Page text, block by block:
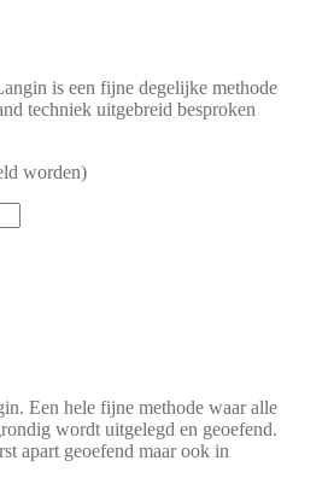
is een fijne degelijke methode
techniek uitgebreid besproken
worden)
Een hele fijne methode waar alle
wordt uitgelegd en geoefend.
apart geoefend maar ook in